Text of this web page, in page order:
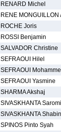
RENARD Michel
RENE MONGUILLON
ROCHE Joris
ROSSI Benjamin
SALVADOR Christine
SEFRAOUI Hilel
SEFRAOUI
SEFRAOUI Yasmine
SHARMA Akshaj
SIVASKHANTA Saromi
SIVASKHANTA
SPINOS Pinto Syah